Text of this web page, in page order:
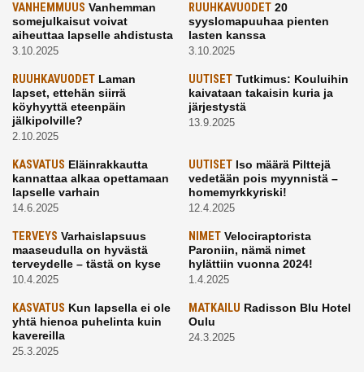
VANHEMMUUS Vanhemman
somejulkaisut voivat
aiheuttaa lapselle ahdistusta
3.10.2025
RUUHKAVUODET20
syyslomapuuhaa pienten
lasten kanssa
3.10.2025
RUUHKAVUODET Laman
lapset, ettehän siirrä
köyhyyttä eteenpäin
jälkipolville?
2.10.2025
UUTISETTutkimus: Kouluihin
kaivataan takaisin kuria ja
järjestystä
13.9.2025
KASVATUS Eläinrakkautta
kannattaa alkaa opettamaan
lapselle varhain
14.6.2025
UUTISETIso määrä Pilttejä
vedetään pois myynnistä –
homemyrkkyriski!
12.4.2025
TERVEYS Varhaislapsuus
maaseudulla on hyvästä
terveydelle – tästä on kyse
10.4.2025
NIMETVelociraptorista
Paroniin, nämä nimet
hylättiin vuonna 2024!
1.4.2025
KASVATUS Kun lapsella ei ole
yhtä hienoa puhelinta kuin
kavereilla
25.3.2025
MATKAILU Radisson Blu Hotel
Oulu
24.3.2025